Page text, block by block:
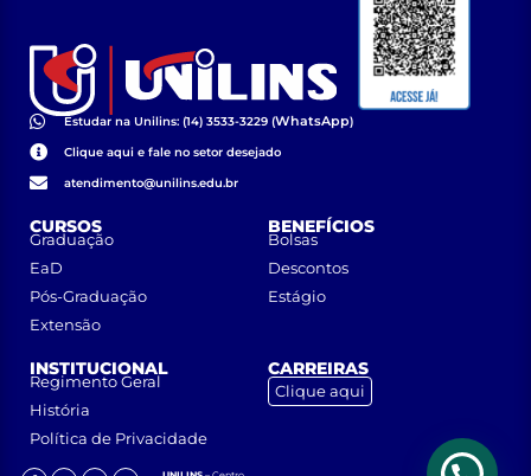
Estudar na Unilins: (14) 3533-3229 (WhatsApp)
Clique aqui e fale no setor desejado
atendimento@unilins.edu.br
CURSOS
Graduação
EaD
Pós-Graduação
Extensão
BENEFÍCIOS
Bolsas
Descontos
Estágio
INSTITUCIONAL
Regimento Geral
História
Política de Privacidade
CARREIRAS
Clique aqui